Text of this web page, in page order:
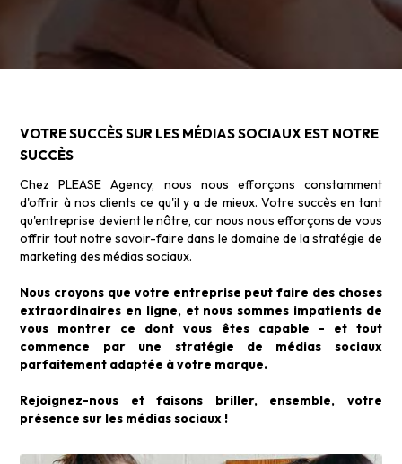
Attirer plus de monde sur les médias
sociaux
Il n'est pas difficile de capter l'attention de votre public
cible sur Twitter, Instagram, Facebook ou TikTok. Nous
besoin et ce qu'il obtient actuellement de votre
entreprise. Cette démarche est bénéfique non
seulement pour les efforts de marketing des médias
sociaux, mais aussi pour vos efforts en tant
qu'entreprise lorsqu'il s'agit de donner à vos clients ce
dont ils ont besoin.
VOTRE SUCCÈS SUR LES MÉDIAS SOCIAUX EST NOTRE
SUCCÈS
Chez PLEASE Agency, nous nous efforçons constamment
d'offrir à nos clients ce qu'il y a de mieux. Votre succès en tant
qu'entreprise devient le nôtre, car nous nous efforçons de vous
offrir tout notre savoir-faire dans le domaine de la stratégie de
marketing des médias sociaux.
Nous croyons que votre entreprise peut faire des choses
extraordinaires en ligne, et nous sommes impatients de
vous montrer ce dont vous êtes capable - et tout
commence par une stratégie de médias sociaux
parfaitement adaptée à votre marque.
Rejoignez-nous et faisons briller, ensemble, votre
présence sur les médias sociaux !